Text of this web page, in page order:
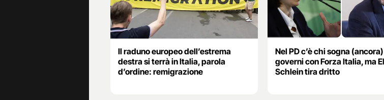
Il raduno europeo dell’estrema
destra si terrà in Italia, parola
d’ordine: remigrazione
Nel PD c’è chi sogna
governi con Forza Italia, ma
Schlein tira dritto